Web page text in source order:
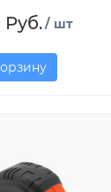
Руб./ шт